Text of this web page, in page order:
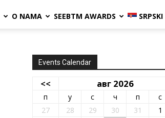
О NAMA SEEBTM AWARDS SRPSKI
Events Calendar
<< авг 2026
п у с ч п с
27
28 29 30 31 1